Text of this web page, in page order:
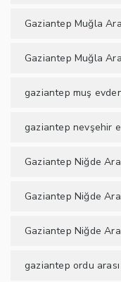
Gaziantep Muğla
Gaziantep Muğla
gaziantep muş
gaziantep nevşehir
Gaziantep Niğde
Gaziantep Niğde
Gaziantep Niğde
gaziantep ordu arası